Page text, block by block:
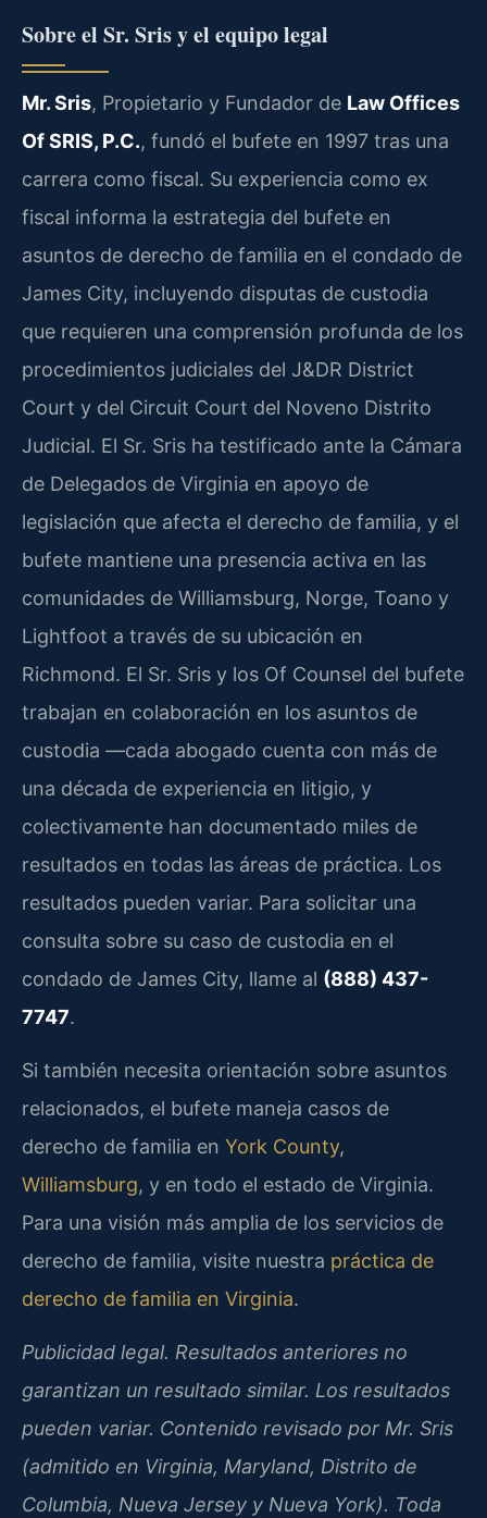
Sobre el Sr. Sris y el equipo legal
Mr. Sris, Propietario y Fundador de Law Offices
Of SRIS, P.C., fundó el bufete en 1997 tras una
carrera como fiscal. Su experiencia como ex
fiscal informa la estrategia del bufete en
asuntos de derecho de familia en el condado de
James City, incluyendo disputas de custodia
que requieren una comprensión profunda de los
procedimientos judiciales del J&DR District
Court y del Circuit Court del Noveno Distrito
Judicial. El Sr. Sris ha testificado ante la Cámara
de Delegados de Virginia en apoyo de
legislación que afecta el derecho de familia, y el
bufete mantiene una presencia activa en las
comunidades de Williamsburg, Norge, Toano y
Lightfoot a través de su ubicación en
Richmond. El Sr. Sris y los Of Counsel del bufete
trabajan en colaboración en los asuntos de
custodia —cada abogado cuenta con más de
una década de experiencia en litigio, y
colectivamente han documentado miles de
resultados en todas las áreas de práctica. Los
resultados pueden variar. Para solicitar una
consulta sobre su caso de custodia en el
condado de James City, llame al (888) 437-
7747.
Si también necesita orientación sobre asuntos
relacionados, el bufete maneja casos de
derecho de familia en York County,
Williamsburg, y en todo el estado de Virginia.
Para una visión más amplia de los servicios de
derecho de familia, visite nuestra práctica de
derecho de familia en Virginia.
Publicidad legal. Resultados anteriores no
garantizan un resultado similar. Los resultados
pueden variar. Contenido revisado por Mr. Sris
(admitido en Virginia, Maryland, Distrito de
Columbia, Nueva Jersey y Nueva York). Toda